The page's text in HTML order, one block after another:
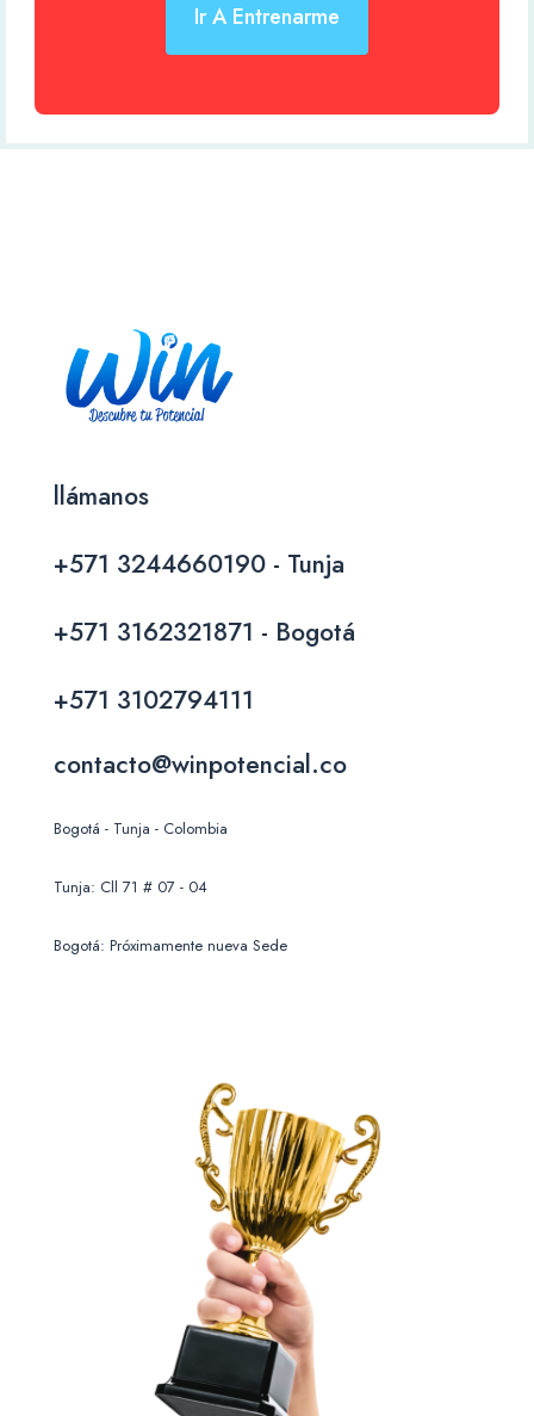
Ir A Entrenarme
llámanos
+571 3244660190 - Tunja
+571 3162321871 - Bogotá
+571 3102794111
contacto@winpotencial.co
Bogotá - Tunja - Colombia
Tunja: Cll 71 # 07 - 04
Bogotá: Próximamente nueva Sede